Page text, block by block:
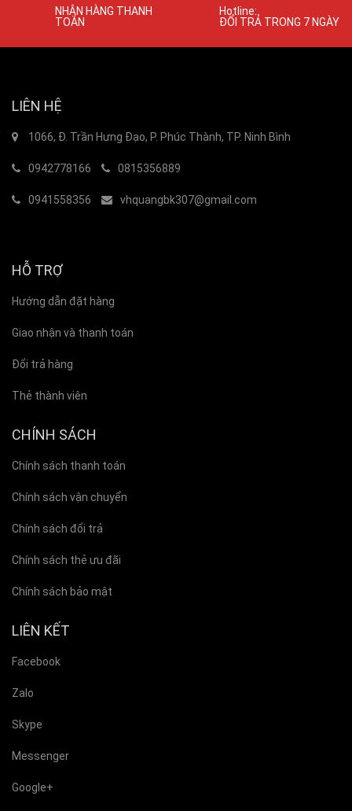
NHẬN HÀNG THANH
TOÁN
Hotline:
ĐỔI TRẢ TRONG 7 NGÀY
LIÊN HỆ
1066, Đ. Trần Hưng Đạo, P. Phúc Thành, TP. Ninh Bình
0942778166 0815356889
0941558356 vhquangbk307@gmail.com
HỖ TRỢ
Hướng dẫn đặt hàng
Giao nhận và thanh toán
Đổi trả hàng
Thẻ thành viên
CHÍNH SÁCH
Chính sách thanh toán
Chính sách vận chuyển
Chính sách đổi trả
Chính sách thẻ ưu đãi
Chính sách bảo mật
LIÊN KẾT
Facebook
Zalo
Skype
Messenger
Google+